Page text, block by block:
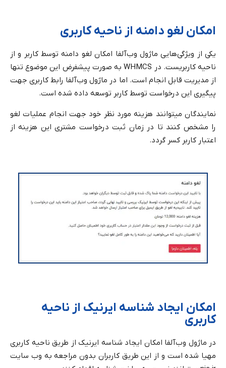
امکان لغو دامنه از ناحیه کاربری
یکی از ویژگی‌هایی ماژول وب‌آلفا امکان لغو دامنه توسط کاربر و از
ناحیه کاربریست. در WHMCS به صورت پیشفرض این موضوع تنها
از مدیریت قابل انجام است. اما در ماژول وب‌آلفا رابط کاربری جهت
پیگیری این درخواست توسط کاربر توسعه داده شده است.
نمایندگان میتوانند هزینه مورد نظر خود جهت انجام عملیات لغو
را مشخص کنند تا در زمان ثبت درخواست مشتری این هزینه از
اعتبار کاربر کسر گردد.
امکان ایجاد شناسه ایرنیک از ناحیه
کاربری
در ماژول وب‌آلفا امکان ایجاد شناسه ایرنیک از طریق ناحیه کاربری
مهیا شده است و از این طریق کاربران بدون مراجعه به وب سایت